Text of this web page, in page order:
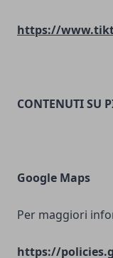
https://
CONTENUTI SU
Google Maps
Per maggiori
https://